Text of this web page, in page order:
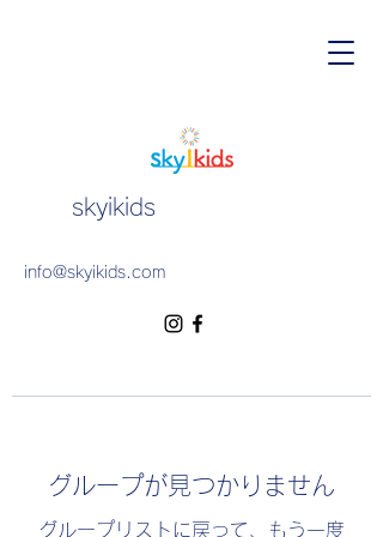
skyikids
info@skyikids.com
グループが見つかりません
グループリストに戻って、もう一度